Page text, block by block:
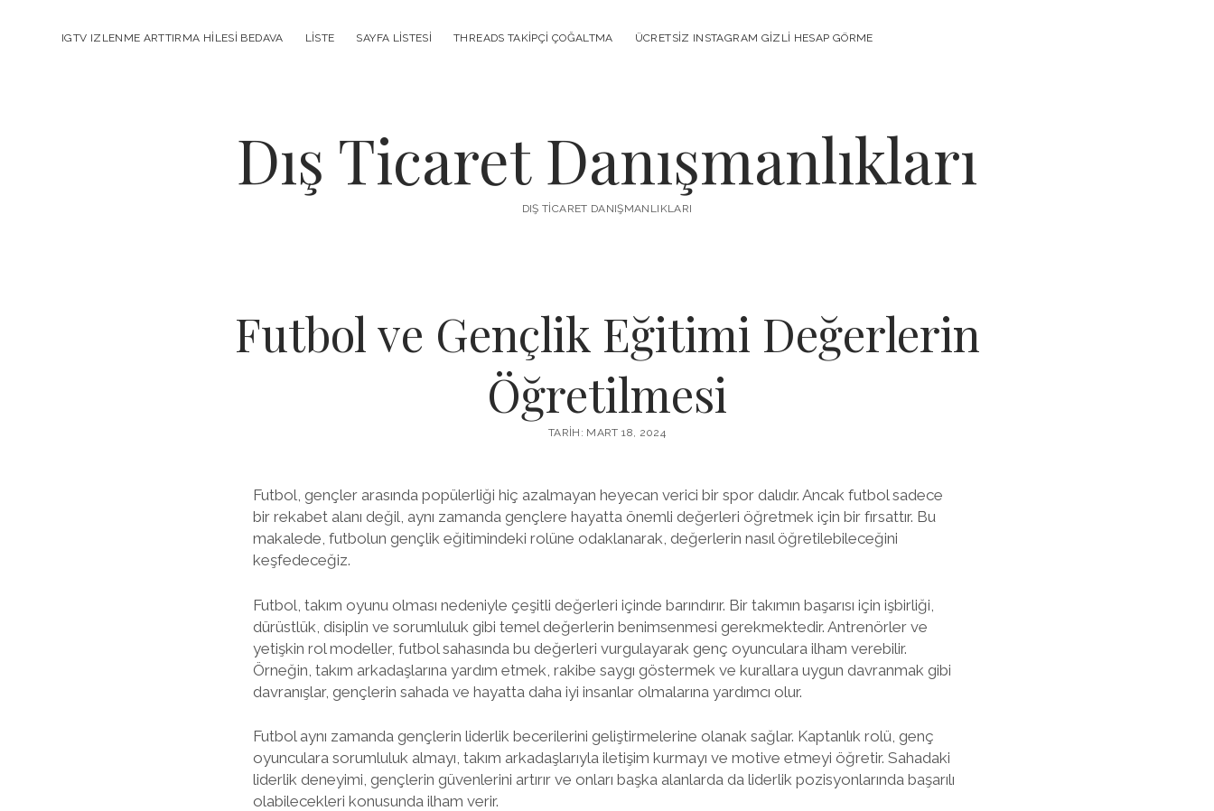
IGTV IZLENME ARTTIRMA HILESI BEDAVA LISTE SAYFA LISTESI THREADS TAKIPÇI ÇOĞALTMA ÜCRETSIZ INSTAGRAM GIZLI HESAP GÖRME
Dış Ticaret Danışmanlıkları
DIŞ TICARET DANIŞMANLIKLARI
Futbol ve Gençlik Eğitimi Değerlerin
Öğretilmesi
TARIH: MART 18, 2024
Futbol, gençler arasında popülerliği hiç azalmayan heyecan verici bir spor dalıdır. Ancak futbol sadece
bir rekabet alanı değil, aynı zamanda gençlere hayatta önemli değerleri öğretmek için bir fırsattır. Bu
makalede, futbolun gençlik eğitimindeki rolüne odaklanarak, değerlerin nasıl öğretilebileceğini
keşfedeceğiz.
Futbol, takım oyunu olması nedeniyle çeşitli değerleri içinde barındırır. Bir takımın başarısı için işbirliği,
dürüstlük, disiplin ve sorumluluk gibi temel değerlerin benimsenmesi gerekmektedir. Antrenörler ve
yetişkin rol modeller, futbol sahasında bu değerleri vurgulayarak genç oyunculara ilham verebilir.
Örneğin, takım arkadaşlarına yardım etmek, rakibe saygı göstermek ve kurallara uygun davranmak gibi
davranışlar, gençlerin sahada ve hayatta daha iyi insanlar olmalarına yardımcı olur.
Futbol aynı zamanda gençlerin liderlik becerilerini geliştirmelerine olanak sağlar. Kaptanlık rolü, genç
oyunculara sorumluluk almayı, takım arkadaşlarıyla iletişim kurmayı ve motive etmeyi öğretir. Sahadaki
liderlik deneyimi, gençlerin güvenlerini artırır ve onları başka alanlarda da liderlik pozisyonlarında başarılı
olabilecekleri konusunda ilham verir.